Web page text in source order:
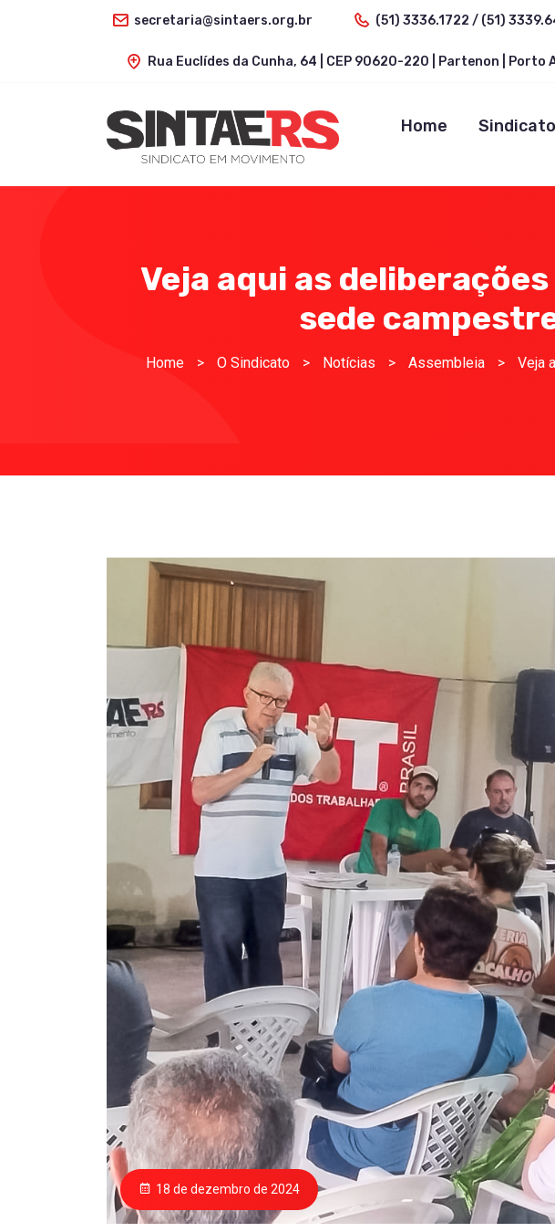
secretaria@sintaers.org.br (51) 3336.1722 / (51)
Rua Euclídes da Cunha, 64 | CEP 90620-220 | Partenon | Porto
Home Sindicato
Veja aqui as
sede
Home > O Sindicato > Notícias > Assembleia >
Veja
18 de dezembro de 2024